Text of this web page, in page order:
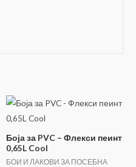
Боја за PVC – Флекси пеинт
0,65L Cool
БОИ И ЛАКОВИ ЗА ПОСЕБНА